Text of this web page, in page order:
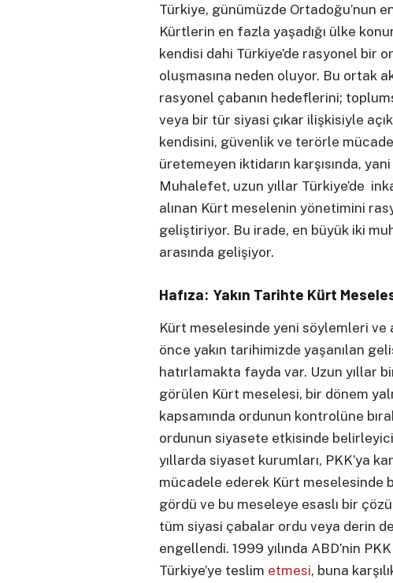
Türkiye, günümüzde Ortadoğu’nun
Kürtlerin en fazla yaşadığı ülke
kendisi dahi Türkiye’de rasyonel bir
oluşmasına neden oluyor. Bu ortak
rasyonel çabanın hedeflerini;
veya bir tür siyasi çıkar ilişkisiyle
kendisini, güvenlik ve terörle
üretemeyen iktidarın karşısında,
Muhalefet, uzun yıllar Türkiye’de
alınan Kürt meselenin yönetimini
geliştiriyor. Bu irade, en büyük iki
arasında gelişiyor.
Hafıza: Yakın Tarihte Kürt
Kürt meselesinde yeni söylemleri
önce yakın tarihimizde yaşanılan
hatırlamakta fayda var. Uzun yıllar
görülen Kürt meselesi, bir dönem
kapsamında ordunun kontrolüne
ordunun siyasete etkisinde
yıllarda siyaset kurumları, PKK’ya
mücadele ederek Kürt meselesinde
gördü ve bu meseleye esaslı bir
tüm siyasi çabalar ordu veya derin
engellendi. 1999 yılında ABD’nin
Türkiye’ye teslim etmesi, buna